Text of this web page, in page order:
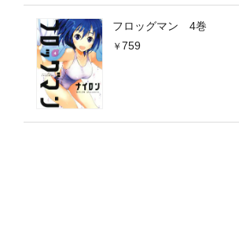
フロッグマン 4巻
759